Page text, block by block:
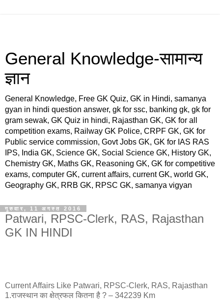
General Knowledge-सामान्य
ज्ञान
General Knowledge, Free GK Quiz, GK in Hindi, samanya
gyan in hindi question answer, gk for ssc, banking gk, gk for
gram sewak, GK Quiz in hindi, Rajasthan GK, GK for all
competition exams, Railway GK Police, CRPF GK, GK for
Public service commission, Govt Jobs GK, GK for IAS RAS
IPS, India GK, Science GK, Social Science GK, History GK,
Chemistry GK, Maths GK, Reasoning GK, GK for competitive
exams, computer GK, current affairs, current GK, world GK,
Geography GK, RRB GK, RPSC GK, samanya vigyan
गुरुवार, 11 अगस्त 2016
Patwari, RPSC-Clerk, RAS, Rajasthan
GK IN HINDI
Current Affairs Like Patwari, RPSC-Clerk, RAS, Rajasthan
1.राजस्थान का क्षेत्रफल कितना है ? – 342239 Km